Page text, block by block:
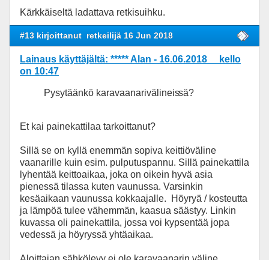
Kärkkäiseltä ladattava retkisuihku.
#13 kirjoittanut retkeilijä 16 Jun 2018
Lainaus käyttäjältä: ***** Alan - 16.06.2018 kello
on 10:47
Pysytäänkö karavaanarivälineissä?
Et kai painekattilaa tarkoittanut?
Sillä se on kyllä enemmän sopiva keittiöväline
vaanarille kuin esim. pulputuspannu. Sillä painekattila
lyhentää keittoaikaa, joka on oikein hyvä asia
pienessä tilassa kuten vaunussa. Varsinkin
kesäaikaan vaunussa kokkaajalle. Höyryä / kosteutta
ja lämpöä tulee vähemmän, kaasua säästyy. Linkin
kuvassa oli painekattila, jossa voi kypsentää jopa
vedessä ja höyryssä yhtäaikaa.